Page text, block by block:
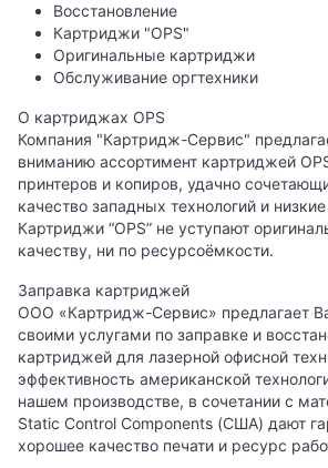
Восcтановление
Картриджи "OPS"
Оригинальные картриджи
Обслуживание оргтехники
О картриджах OPS
Компания "Картридж-Сервис"
вниманию ассортимент картриджей
принтеров и копиров, удачно
качество западных технологий и
Картриджи “OPS” не уступают
качеству, ни по ресурсоёмкости.
Заправка картриджей
ООО «Картридж-Сервис» предлагает
своими услугами по заправке и
картриджей для лазерной офисной
эффективность американской
нашем производстве, в сочетании с
Static Control Components (США) дают
хорошее качество печати и ресурс